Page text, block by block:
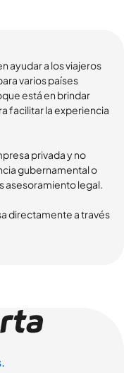
ayudar a los viajeros
varios países
está en brindar
facilitar la experiencia
privada y no
gubernamental o
asesoramiento legal.
directamente a través